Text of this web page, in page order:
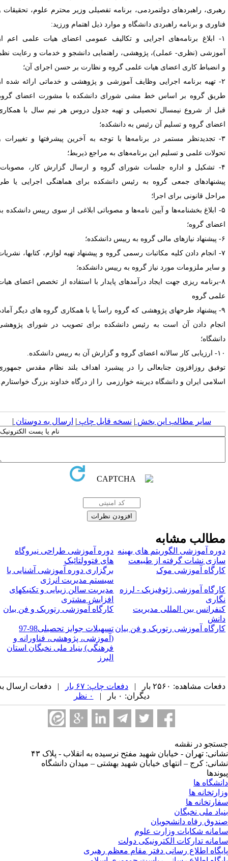
راهبردهای دولتمردمی، برنامه تفصیلی وزیر محترم علوم، تحقیقات و
و برنامه راهبردی دانشگاه و موارد ذیل اهتمام ورزید:
۱- ابلاغ برنامه‌های اجرایی و تکالیف عمومی اعضای هیات علمی اعم از
(نظری- عملی)، پژوهشی، راهنمایی دانشجو و خدمات و رعایت نظم
انضباط کاری اعضای هیات علمی گروه و نظارت بر حسن اجرای آن؛
۲- تهیه برنامه اجرایی وظایف آموزشی و پژوهشی و خدماتی ارائه شده از
گروه بر اساس خط مشی شورای دانشکده با مشورت اعضای گروه
از شروع نیمسال تحصیلی و تهیه جدول دروس هر نیم سال با همکاری
گروه و تسلیم آن رئیس به دانشکده؛
۳- تجدیدنظر مستمر در برنامه‌ها با توجه به آخرین پیشرفتها و تغییرات و
علمی و تسلیم این برنامه‌های به مراجع ذیربط؛
۴- تشکیل و اداره جلسات شورای گروه و ارسال گزارش کار، مصوبات،
جمعی گروه به رئیس دانشکده برای هماهنگی اجرایی یا طی
قانونی برای اجرا؛
۵- ابلاغ بخشنامه‌ها و آیین ‌نامه‌ها و مصوباتی ابلاغی از سوی رییس دانشکده به
گروه؛
۷- انجام دادن کلیه مکاتبات رسمی گروه و پیشنهاد تهیه لوازم، کتابها، نشریات
سایر ملزومات مورد نیاز گروه به رییس دانشکده؛
۸-برنامه ریزی جهت ایجاد درآمدهای پایدار با استفاده از تخصص اعضای هیات
گروه
۹- پیشنهاد طرحهای پژوهشی که گروه راساً یا با همکاری گروه ‌های دیگر آماده
دادن آن است به رئیس دانشکده برای تصویب در شورای پژوهشی
و گزارش آن به رییس دانشکده.
روزافزون جنابعالی را در پیش­برد اهداف بلند نظام مقدس جمهوری
ایران و دانشگاه دیرینه خوارزمی را از درگاه خداوند بزرگ خواستارم.
سایر مطالب این بخش | نسخه قابل چاپ| ارسال به دوستان|
مشابه
آموزشی الگوریتم های بهینه
نشات گرفته از طبیعت
دوره آموزشی طراحی نیروگاه
های فتوولتائیک
آموزشی موک
برگزاری دوره آموزشی آشنایی با
سیستم مدیریت انرژی
آموزشی ژئوفیزیک - لرزه
مدیریت سالن زیبایی و تکنیکهای
افزایش مشتری
بین المللی مدیریت
کارگاه آموزشی رتوریک و فن بیان
آموزشی رتوریک و فن بیان
تسهیلات جوایز تحصیلی98-97
(آموزشی، پژوهشی، فناورانه و
فرهنگی) بنیاد ملی نخبگان استان
البرز
مشاهده: ۲۵۶۰ بار | دفعات چاپ: ۶۷ بار
| دفعات ارسال به
دیگران: ۰ بار |
در نقشه
تهران - خیابان شهید مفتح نرسیده به انقلاب - پلاک ۴۳
کرج – انتهای خیابان شهید بهشتی – میدان دانشگاه
ها
ها
ها
ملی نخبگان
رفاه دانشجویان
شکایات وزارت علوم
تدارکات الکترونیکی دولت
اطلاع رسانی دفتر مقام معظم رهبری